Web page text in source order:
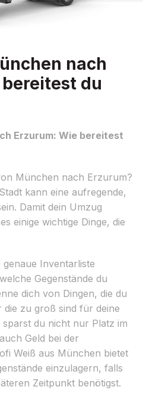
nach
du
Erzurum: Wie bereitest
München nach Erzurum?
kann eine aufregende,
Damit dein Umzug
einige wichtige Dinge, die
Inventarliste
Gegenstände du
dich von Dingen, die du
zu groß sind für deine
du nicht nur Platz im
Geld bei der
Weiß aus München bietet
einzulagern, falls
Zeitpunkt benötigst.